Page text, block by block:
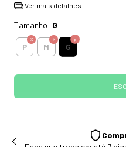
Ver mais detalhes
Tamanho: G
P M G